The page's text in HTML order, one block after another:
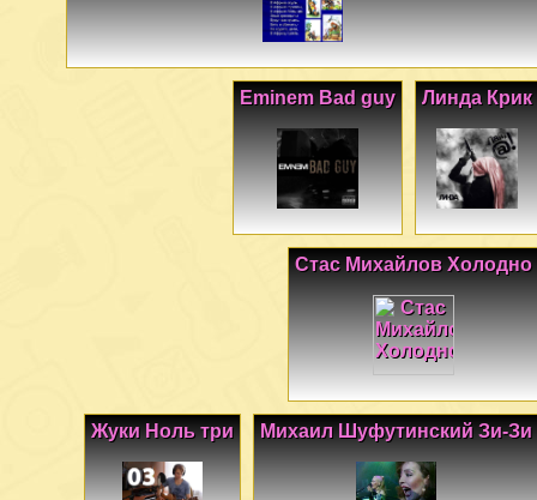
Линда Крик
Eminem Bad guy
Стас Михайлов Холодно
Михаил Шуфутинский Зи-Зи
Жуки Ноль три